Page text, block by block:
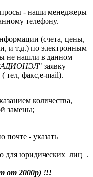
- наши менеджеры
телефону.
(счета, цены,
и т.д.) по электронным
не нашли в данном
" заявку
тел, факс,e-mail).
количества,
замены;
почте - указать
для юридических лиц .
2000р) !!!